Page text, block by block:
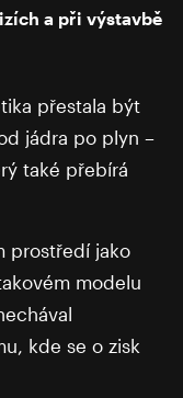
a při výstavbě
přestala být
jádra po plyn –
také přebírá
prostředí jako
modelu
kde se o zisk